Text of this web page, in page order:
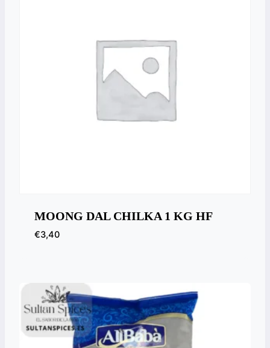
MOONG DAL CHILKA 1 KG HF
€3,40